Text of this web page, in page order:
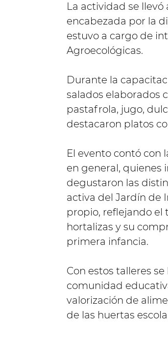
La actividad se llevó
encabezada por la
estuvo a cargo de
Agroecológicas.
Durante la
salados elaborados
pastafrola, jugo,
destacaron platos
El evento contó con
en general, quienes
degustaron las
activa del Jardín de
propio, reflejando el
hortalizas y su
primera infancia.
Con estos talleres
comunidad
valorización de
de las huertas